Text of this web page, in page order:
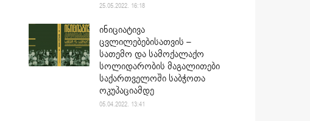
25.05.2022. 16:18
ინიციატივა
ცვლილებებისათვის –
სათემო და სამოქალაქო
სოლიდარობის მაგალითები
საქართველოში საბჭოთა
ოკუპაციამდე
05.04.2022. 13:41